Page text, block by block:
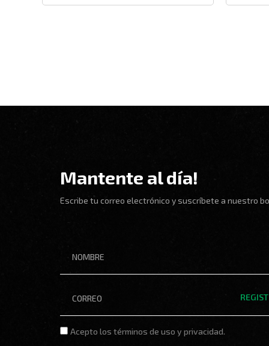
Mantente al día!
Escribe tu correo electrónico y suscríbete a nuestro
nombre
electrónico
Los
términos
Acepto los términos de uso y privacidad.